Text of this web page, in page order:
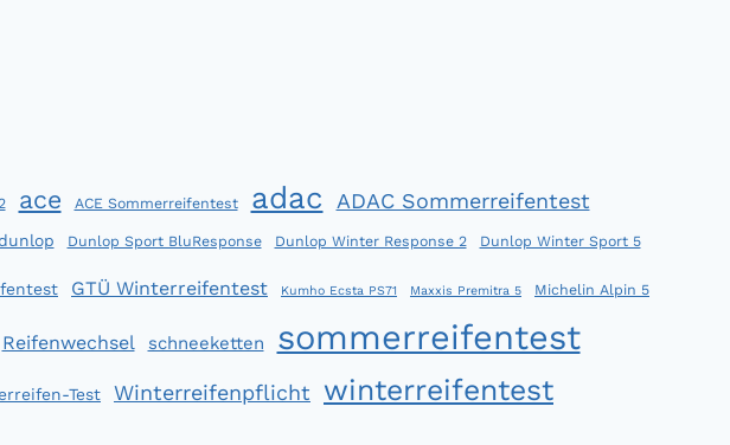
ace ACE Sommerreifentest adac ADAC Sommerreifentest
Dunlop Sport BluResponse Dunlop Winter Response 2 Dunlop Winter Sport 5
GTÜ Winterreifentest Kumho Ecsta PS71 Maxxis Premitra 5 Michelin Alpin 5
Reifenwechsel schneeketten sommerreifentest
Test Winterreifenpflicht winterreifentest